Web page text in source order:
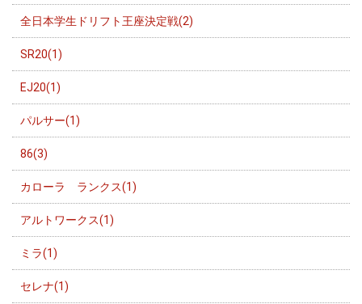
全日本学生ドリフト王座決定戦(2)
SR20(1)
EJ20(1)
パルサー(1)
86(3)
カローラ ランクス(1)
アルトワークス(1)
ミラ(1)
セレナ(1)